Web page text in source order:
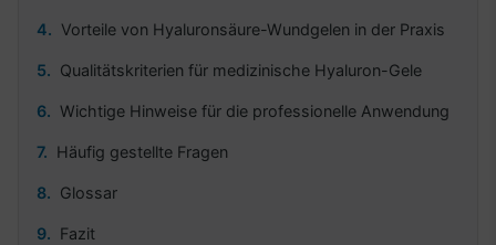
Vorteile von Hyaluronsäure-Wundgelen in der Praxis
Qualitätskriterien für medizinische Hyaluron-Gele
Wichtige Hinweise für die professionelle Anwendung
Häufig gestellte Fragen
Glossar
Fazit